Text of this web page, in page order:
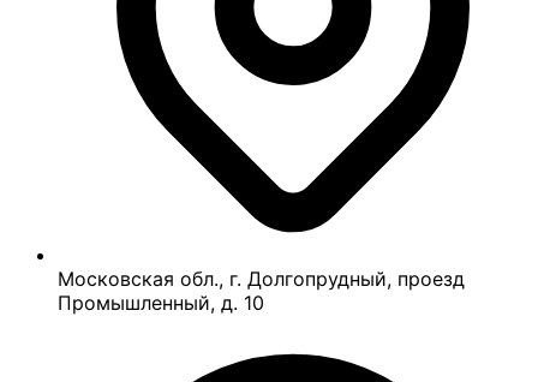
Московская обл., г. Долгопрудный, проезд
Промышленный, д. 10